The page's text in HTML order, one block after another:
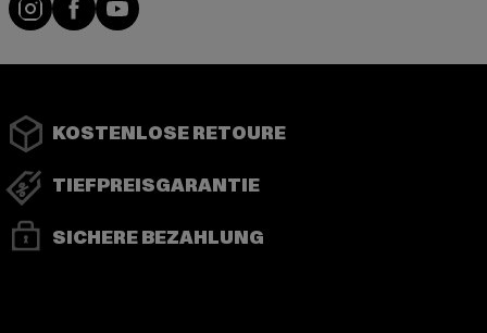
KOSTENLOSE RETOURE
TIEFPREISGARANTIE
SICHERE BEZAHLUNG